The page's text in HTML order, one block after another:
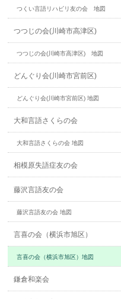
つくい言語リハビリ友の会 地図
つつじの会(川崎市高津区)
つつじの会(川崎市高津区) 地図
どんぐり会(川崎市宮前区)
どんぐり会(川崎市宮前区) 地図
大和言語さくらの会
大和言語さくらの会 地図
相模原失語症友の会
藤沢言語友の会
藤沢言語友の会 地図
言喜の会（横浜市旭区）
言喜の会（横浜市旭区）地図
鎌倉和楽会